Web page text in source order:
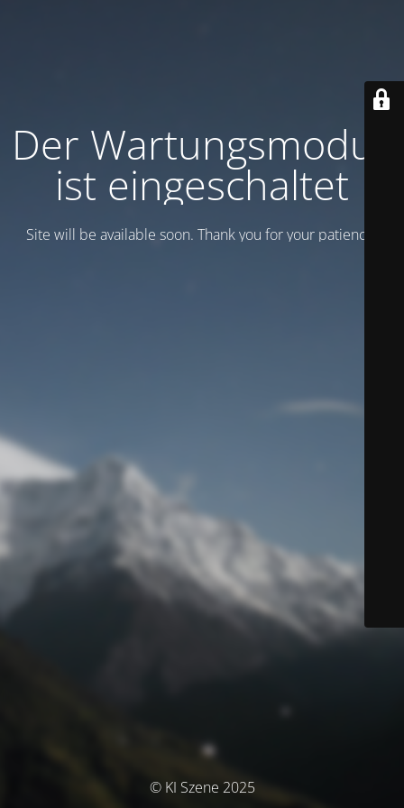
Der Wartungsmodus
ist eingeschaltet
Site will be available soon. Thank you for your patience!
© KI Szene 2025